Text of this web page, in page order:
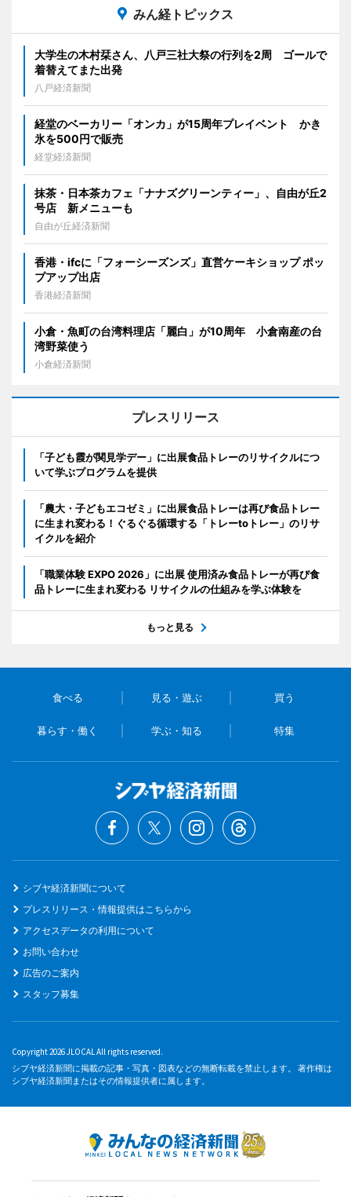
みん経トピックス
大学生の木村栞さん、八戸三社大祭の行列を2周 ゴールで
着替えてまた出発
八戸経済新聞
経堂のベーカリー「オンカ」が15周年プレイベント かき
氷を500円で販売
経堂経済新聞
抹茶・日本茶カフェ「ナナズグリーンティー」、自由が丘2
号店 新メニューも
自由が丘経済新聞
香港・ifcに「フォーシーズンズ」直営ケーキショップ ポッ
プアップ出店
香港経済新聞
小倉・魚町の台湾料理店「麗白」が10周年 小倉南産の台
湾野菜使う
小倉経済新聞
プレスリリース
「子ども霞が関見学デー」に出展食品トレーのリサイクルにつ
いて学ぶプログラムを提供
「農大・子どもエコゼミ」に出展食品トレーは再び食品トレー
に生まれ変わる！ぐるぐる循環する「トレーtoトレー」のリサ
イクルを紹介
「職業体験 EXPO 2026」に出展 使用済み食品トレーが再び食
品トレーに生まれ変わる リサイクルの仕組みを学ぶ体験を
もっと見る
食べる 見る・遊ぶ 買う
暮らす・働く 学ぶ・知る 特集
シブヤ経済新聞について
プレスリリース・情報提供はこちらから
アクセスデータの利用について
お問い合わせ
広告のご案内
スタッフ募集
Copyright 2026 JLOCAL All rights reserved.
シブヤ経済新聞に掲載の記事・写真・図表などの無断転載を禁止します。 著作権は
シブヤ経済新聞またはその情報提供者に属します。